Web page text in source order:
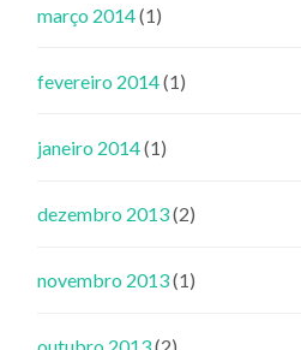
março 2014(1)
fevereiro 2014(1)
janeiro 2014(1)
dezembro 2013(2)
novembro 2013(1)